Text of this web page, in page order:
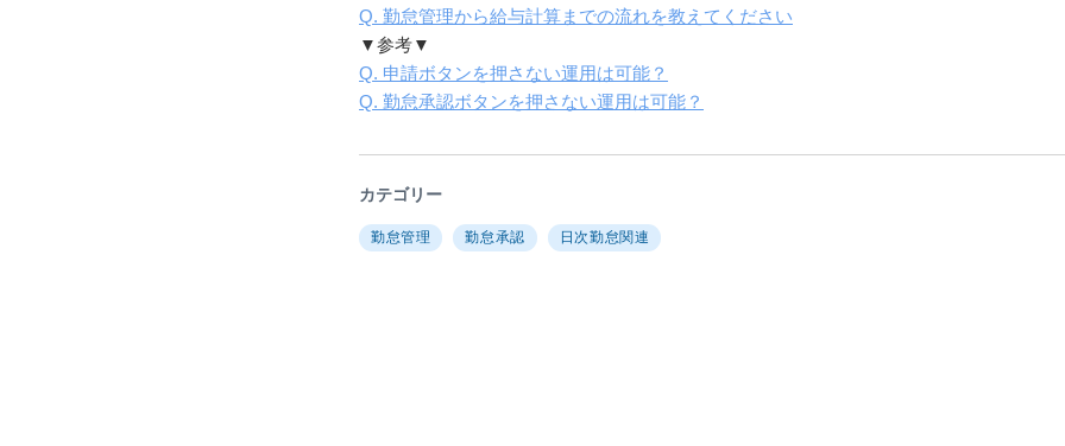
Q. 勤怠管理から給与計算までの流れを教えてください
▼参考▼
Q. 申請ボタンを押さない運用は可能？
Q. 勤怠承認ボタンを押さない運用は可能？
カテゴリー
勤怠管理 勤怠承認 日次勤怠関連